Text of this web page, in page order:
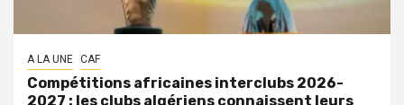
A LA UNE CAF
Compétitions africaines interclubs 2026-
2027 : les clubs algériens connaissent leurs